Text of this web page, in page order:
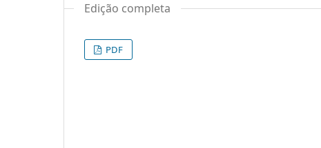
Edição completa
PDF